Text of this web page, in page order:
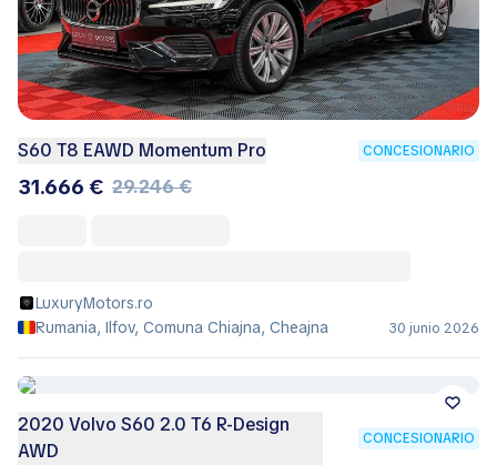
S60 T8 EAWD Momentum Pro CONCESIONARIO
31.666 € 29.246 €
LuxuryMotors.ro
Rumania, Ilfov, Comuna Chiajna, Cheajna
30 junio 2026
2020 Volvo S60 2.0 T6 R-Design
AWD
CONCESIONARIO